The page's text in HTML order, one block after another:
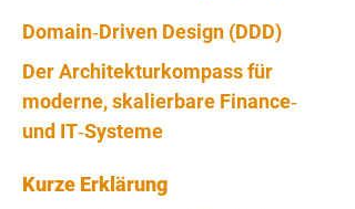
Domain‑Driven Design (DDD)
Der Architekturkompass für
moderne, skalierbare Finance‑
und IT‑Systeme
Kurze Erklärung